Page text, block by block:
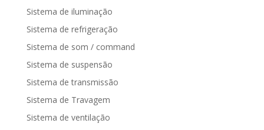
Sistema de iluminação
Sistema de refrigeração
Sistema de som / command
Sistema de suspensão
Sistema de transmissão
Sistema de Travagem
Sistema de ventilação